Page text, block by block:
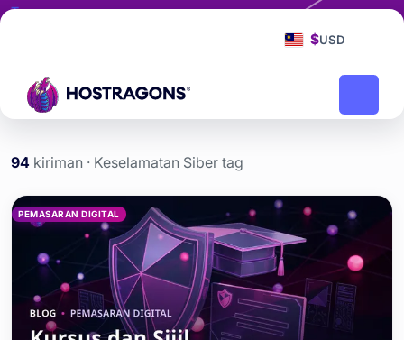
$USD
Tag
Keselamatan Siber
Laman Utama blog Keselamatan Siber
94 kiriman · Keselamatan Siber tag
Keselamatan Siber
PEMASARAN DIGITAL